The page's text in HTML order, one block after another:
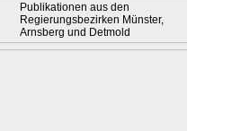
Publikationen aus den
Regierungsbezirken Münster,
Arnsberg und Detmold